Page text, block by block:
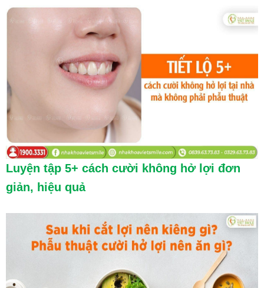
Luyện tập 5+ cách cười không hở lợi đơn
giản, hiệu quả